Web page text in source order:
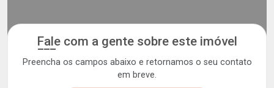
Fale com a gente sobre este imóvel
Preencha os campos abaixo e retornamos o seu contato
em breve.